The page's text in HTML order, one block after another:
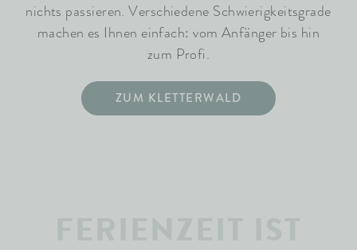
nichts passieren. Verschiedene Schwierigkeitsgrade
machen es Ihnen einfach: vom Anfänger bis hin
zum Profi.
ZUM KLETTERWALD